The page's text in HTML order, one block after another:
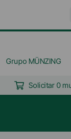
Grupo MÜNZING
Solicitar 0